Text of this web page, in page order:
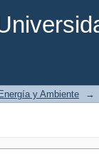
y Ambiente →